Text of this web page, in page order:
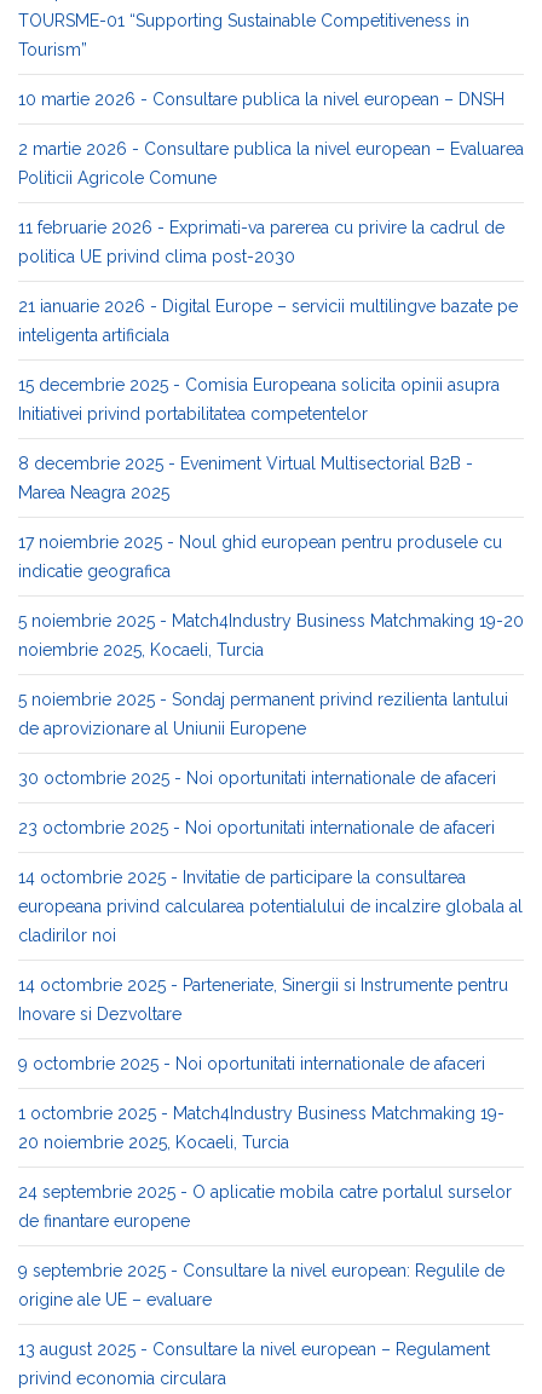
TOURSME-01 “Supporting Sustainable Competitiveness in
Tourism”
10 martie 2026 - Consultare publica la nivel european – DNSH
2 martie 2026 - Consultare publica la nivel european – Evaluarea
Politicii Agricole Comune
11 februarie 2026 - Exprimati-va parerea cu privire la cadrul de
politica UE privind clima post-2030
21 ianuarie 2026 - Digital Europe – servicii multilingve bazate pe
inteligenta artificiala
15 decembrie 2025 - Comisia Europeana solicita opinii asupra
Initiativei privind portabilitatea competentelor
8 decembrie 2025 - Eveniment Virtual Multisectorial B2B -
Marea Neagra 2025
17 noiembrie 2025 - Noul ghid european pentru produsele cu
indicatie geografica
5 noiembrie 2025 - Match4Industry Business Matchmaking 19-20
noiembrie 2025, Kocaeli, Turcia
5 noiembrie 2025 - Sondaj permanent privind rezilienta lantului
de aprovizionare al Uniunii Europene
30 octombrie 2025 - Noi oportunitati internationale de afaceri
23 octombrie 2025 - Noi oportunitati internationale de afaceri
14 octombrie 2025 - Invitatie de participare la consultarea
europeana privind calcularea potentialului de incalzire globala al
cladirilor noi
14 octombrie 2025 - Parteneriate, Sinergii si Instrumente pentru
Inovare si Dezvoltare
9 octombrie 2025 - Noi oportunitati internationale de afaceri
1 octombrie 2025 - Match4Industry Business Matchmaking 19-
20 noiembrie 2025, Kocaeli, Turcia
24 septembrie 2025 - O aplicatie mobila catre portalul surselor
de finantare europene
9 septembrie 2025 - Consultare la nivel european: Regulile de
origine ale UE – evaluare
13 august 2025 - Consultare la nivel european – Regulament
privind economia circulara